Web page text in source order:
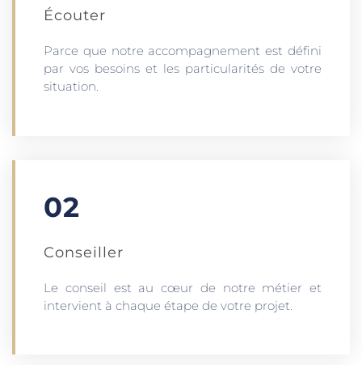
Écouter​
Parce que notre accompagnement est défini
par vos besoins et les particularités de votre
situation.
02
Conseiller
Le conseil est au cœur de notre métier et
intervient à chaque étape de votre projet.